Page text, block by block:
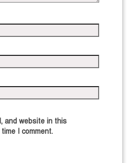
and website in this
I comment.